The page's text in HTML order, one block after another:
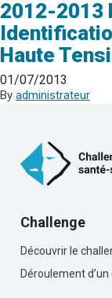
2012-2013
Haute
01/07/2013
By administrateur
Challenge
Découvrir le
Déroulement